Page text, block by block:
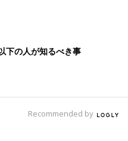
下の人が知るべき事
Recommended by